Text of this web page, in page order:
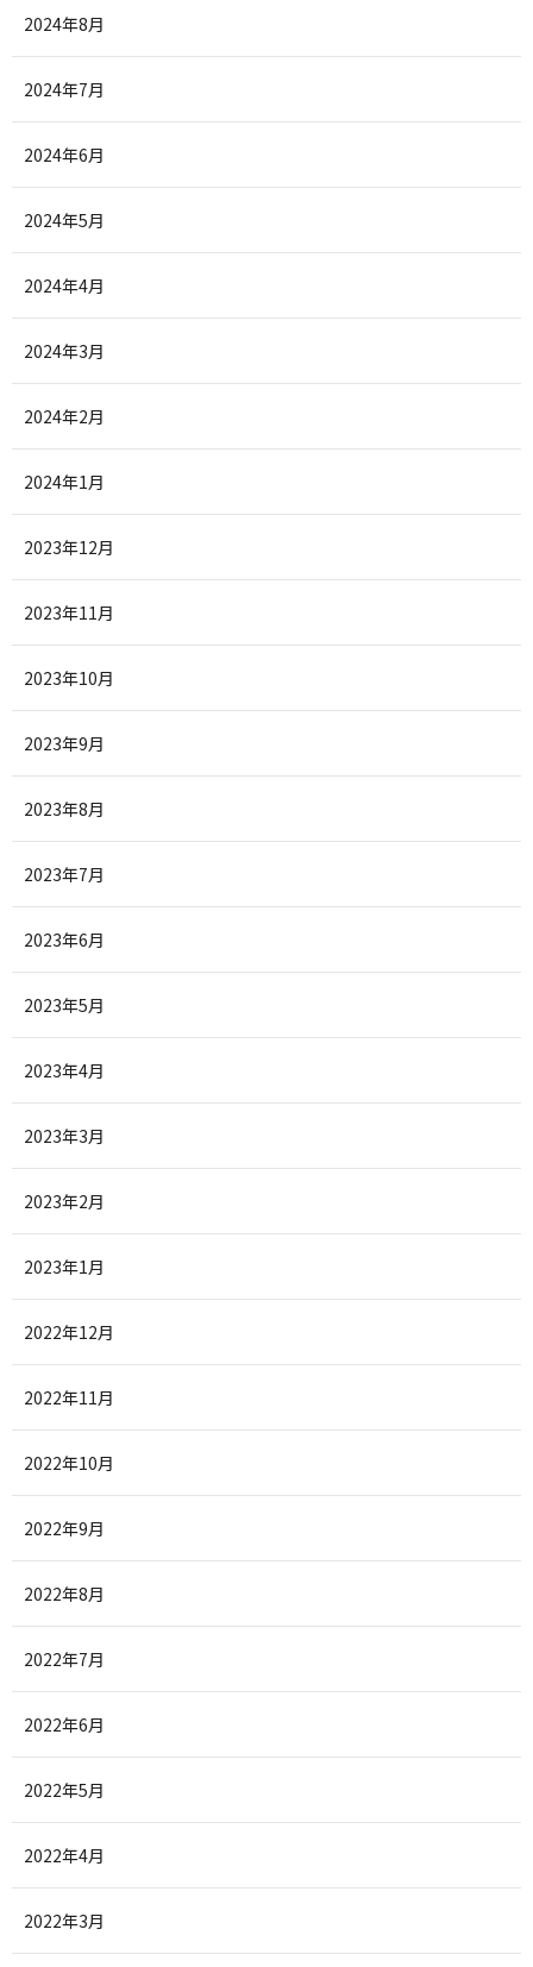
2024年8月
2024年7月
2024年6月
2024年5月
2024年4月
2024年3月
2024年2月
2024年1月
2023年12月
2023年11月
2023年10月
2023年9月
2023年8月
2023年7月
2023年6月
2023年5月
2023年4月
2023年3月
2023年2月
2023年1月
2022年12月
2022年11月
2022年10月
2022年9月
2022年8月
2022年7月
2022年6月
2022年5月
2022年4月
2022年3月